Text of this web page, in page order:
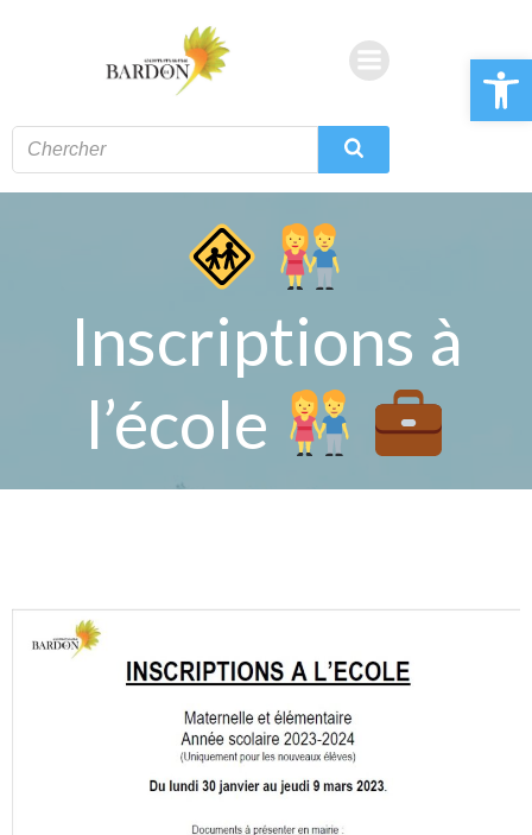
Ouvrir
Inscriptions à
l’école